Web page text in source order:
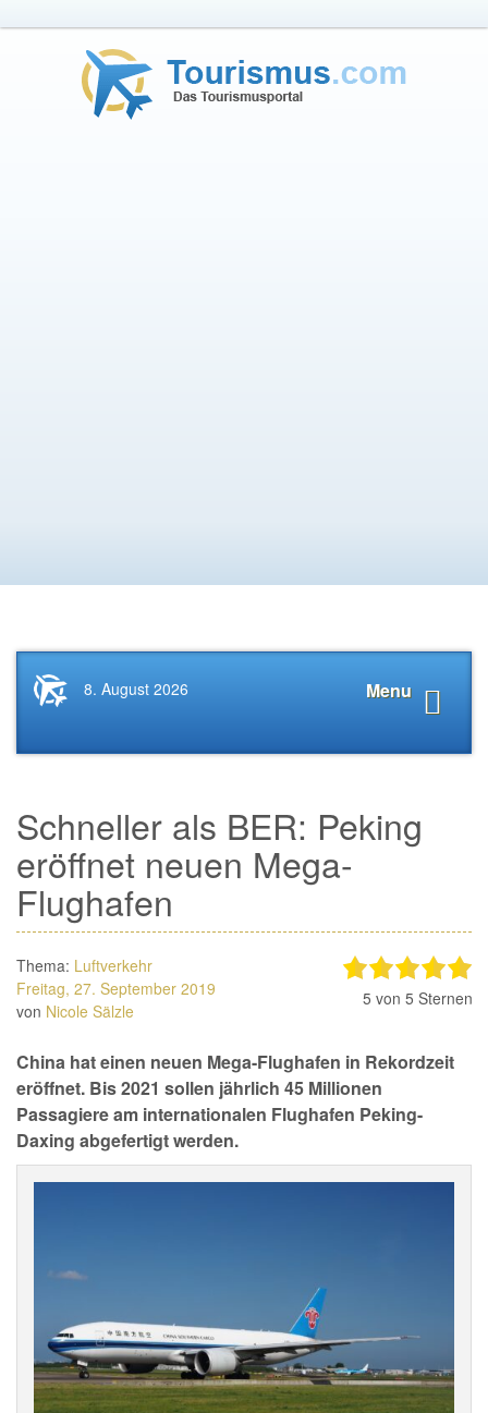
Startseite
News.Tourismus.com
Menu
8. August 2026
Schneller als BER: Peking
eröffnet neuen Mega-
Flughafen
Thema: Luftverkehr
Freitag, 27. September 2019
von Nicole Sälzle
5 von 5 Sternen
China hat einen neuen Mega-Flughafen in Rekordzeit
eröffnet. Bis 2021 sollen jährlich 45 Millionen
Passagiere am internationalen Flughafen Peking-
Daxing abgefertigt werden.